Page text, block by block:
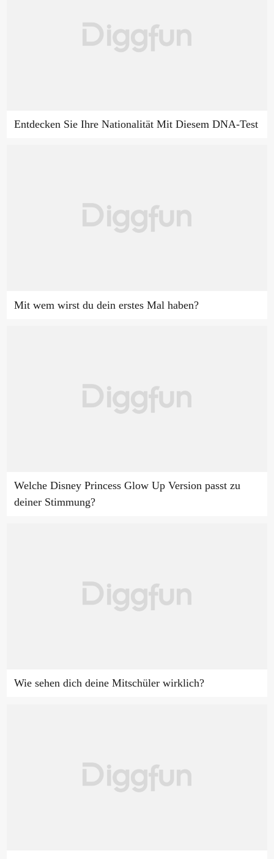
Entdecken Sie Ihre Nationalität Mit Diesem DNA-Test
Mit wem wirst du dein erstes Mal haben?
Welche Disney Princess Glow Up Version passt zu
deiner Stimmung?
Wie sehen dich deine Mitschüler wirklich?